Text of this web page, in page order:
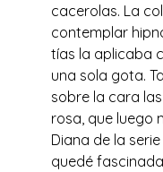
cacerolas. La
contemplar
tías la aplicaba
una sola gota.
sobre la cara
rosa, que luego
Diana de la
quedé